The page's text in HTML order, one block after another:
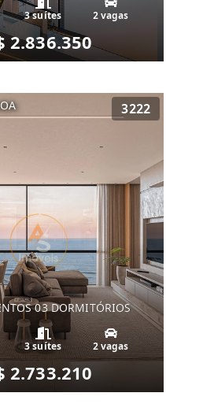
3 suítes 2 vagas
2.836.350
3222
03 DORMITÓRIOS
3 suítes 2 vagas
2.733.210